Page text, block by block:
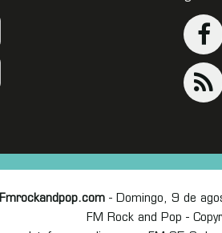
Fmrockandpop.com - Domingo, 9 de
FM Rock and Pop -